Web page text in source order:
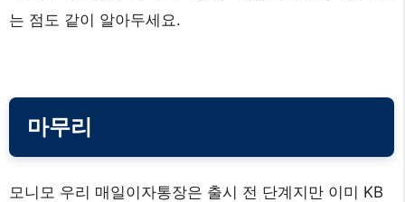
는 점도 같이 알아두세요.
마무리
모니모 우리 매일이자통장은 출시 전 단계지만 이미 KB